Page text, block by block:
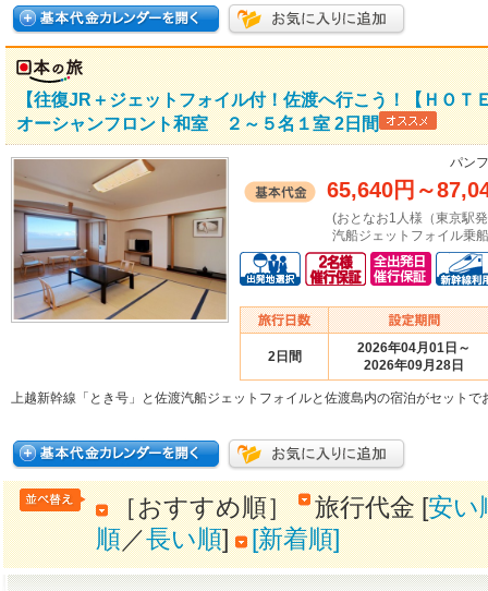
【往復JR＋ジェットフォイル付！佐渡へ行こう！【ＨＯ
オーシャンフロント和室 ２～５名１室 2日間
パン
65,640円 ～
(おとなお1人様（東京駅
汽船ジェットフォイル乗
2日間
2026年04月01日～
2026年09月28日
上越新幹線「とき号」と佐渡汽船ジェットフォイルと佐渡島内の宿泊がセットで
［おすすめ順］ 旅行代金 [安い
順／長い順] [新着順]